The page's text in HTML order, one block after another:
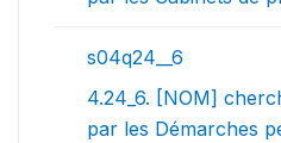
s04q24__6
4.24_6. [NOM]
par les Démarches